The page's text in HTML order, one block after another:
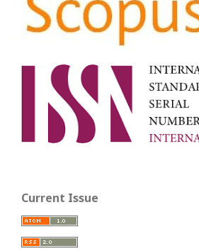
Current Issue